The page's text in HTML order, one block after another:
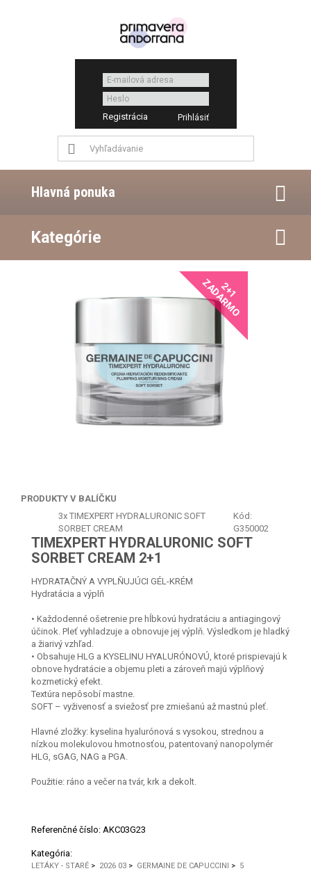
Registrácia
Hlavná ponuka
Kategórie
2+1
ZADARMO
PRODUKTY V BALÍČKU
3x TIMEXPERT HYDRALURONIC SOFT
SORBET CREAM
Kód:
G350002
TIMEXPERT HYDRALURONIC SOFT
SORBET CREAM 2+1
HYDRATAČNÝ A VYPLŇUJÚCI GÉL-KRÉM
Hydratácia a výplň
• Každodenné ošetrenie pre hĺbkovú hydratáciu a antiagingový
účinok. Pleť vyhladzuje a obnovuje jej výplň. Výsledkom je hladký
a žiarivý vzhľad.
• Obsahuje HLG a KYSELINU HYALURÓNOVÚ, ktoré prispievajú k
obnove hydratácie a objemu pleti a zároveň majú výplňový
kozmetický efekt.
Textúra nepôsobí mastne.
SOFT – vyživenosť a sviežosť pre zmiešanú až mastnú pleť.
Hlavné zložky: kyselina hyalurónová s vysokou, strednou a
nízkou molekulovou hmotnosťou, patentovaný nanopolymér
HLG, sGAG, NAG a PGA.
Použitie: ráno a večer na tvár, krk a dekolt.
Referenčné číslo: AKC03G23
Kategória:
LETÁKY - STARÉ > 2026 03 > GERMAINE DE CAPUCCINI > 5